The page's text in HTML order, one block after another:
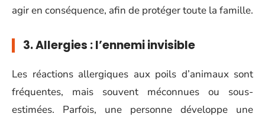
agir en conséquence, afin de protéger toute la famille.
3. Allergies : l’ennemi invisible
Les réactions allergiques aux poils d’animaux sont
fréquentes, mais souvent méconnues ou sous-
estimées. Parfois, une personne développe une